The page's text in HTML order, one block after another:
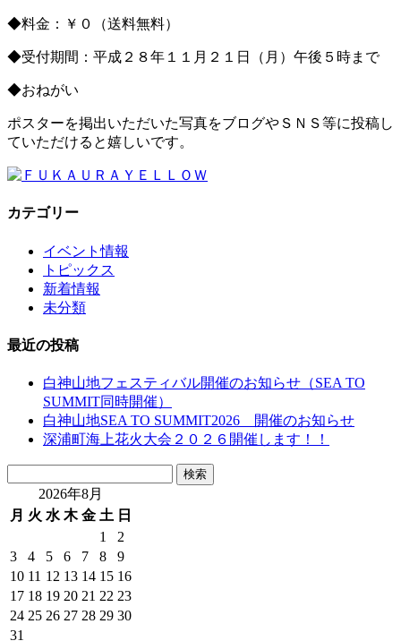
◆料金：￥０（送料無料）
◆受付期間：平成２８年１１月２１日（月）午後５時まで
◆おねがい
ポスターを掲出いただいた写真をブログやＳＮＳ等に投稿し
ていただけると嬉しいです。
カテゴリー
イベント情報
トピックス
新着情報
未分類
最近の投稿
白神山地フェスティバル開催のお知らせ（SEA TO
SUMMIT同時開催）
白神山地SEA TO SUMMIT2026 開催のお知らせ
深浦町海上花火大会２０２６開催します！！
検索
2026年8月
月 火 水 木 金 土 日
1
2
3
4 5 6 7 8
9
10 11 12 13 14 15 16
17 18 19 20 21 22 23
24 25 26 27 28 29 30
31